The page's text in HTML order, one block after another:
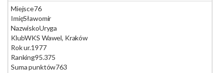
Miejsce76
ImięSławomir
NazwiskoUryga
KlubWKS Wawel, Kraków
Rok ur.1977
Ranking95.375
Suma punktów763